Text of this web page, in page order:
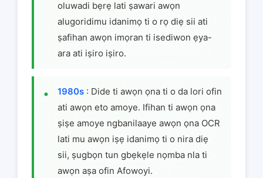
oluwadi bẹrẹ lati ṣawari awọn
alugoridimu idanimọ ti o rọ diẹ sii ati
ṣafihan awọn imọran ti isediwon ẹya-
ara ati iṣiro iṣiro.
1980s : Dide ti awọn ọna ti o da lori ofin
ati awọn eto amoye. Ifihan ti awọn ọna
ṣiṣe amoye ngbanilaaye awọn ọna OCR
lati mu awọn iṣẹ idanimọ ti o nira diẹ
sii, ṣugbọn tun gbẹkẹle nọmba nla ti
awọn aṣa ofin Afowoyi.